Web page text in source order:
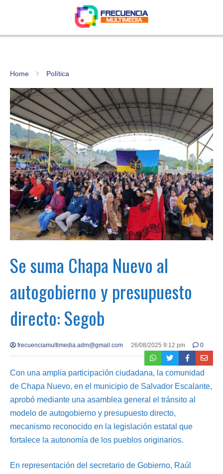
Home Política
Se suma Chapa Nuevo al
autogobierno y presupuesto
directo: Segob
frecuenciamultimedia.adm@gmail.com 26/08/2025 9:12 pm 0
Con una amplia participación ciudadana, la comunidad
de Chapa Nuevo, en el municipio de Salvador Escalante,
aprobó mediante una asamblea general el tránsito al
modelo de autogobierno y presupuesto directo,
mecanismo reconocido en la legislación estatal que
fortalece la autonomía de los pueblos originarios.
En representación del secretario de Gobierno, Raúl